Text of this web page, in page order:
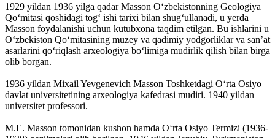
1929 yildan 1936 yilga qadar Masson O‘zbekistonning Geologiya
Qo‘mitasi qoshidagi tog‘ ishi tarixi bilan shug‘ullanadi, u yerda
Masson foydalanishi uchun kutubxona taqdim etilgan. Bu ishlarini u
O‘zbekiston Qo‘mitasining muzey va qadimiy yodgorliklar va san’at
asarlarini qo‘riqlash arxeologiya bo‘limiga mudirlik qilish bilan birga
olib borgan.
1936 yildan Mixail Yevgenevich Masson Toshketdagi O‘rta Osiyo
davlat universitetining arxeologiya kafedrasi mudiri. 1940 yildan
universitet professori.
M.E. Masson tomonidan kushon hamda O‘rta Osiyo Termizi (1936-